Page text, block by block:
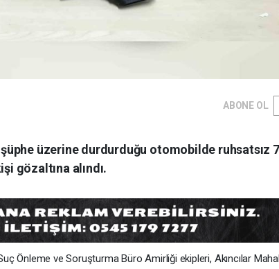
ABONE OL
üzerine durdurduğu otomobilde ruhsatsız
gözaltına alındı.
Önleme ve Soruşturma Büro Amirliği ekipleri, Akıncılar